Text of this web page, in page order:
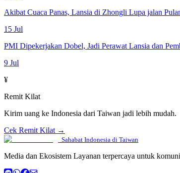
Akibat Cuaca Panas, Lansia di Zhongli Lupa jalan
15 Jul
PMI Dipekerjakan Dobel, Jadi Perawat Lansia dan
9 Jul
¥
Remit Kilat
Kirim uang ke Indonesia dari Taiwan jadi lebih mudah.
Cek Remit Kilat →
Sahabat Indonesia di Taiwan
Media dan Ekosistem Layanan terpercaya untuk